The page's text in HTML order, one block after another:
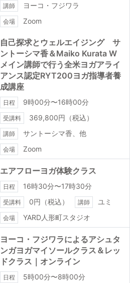
講師 ヨーコ・フジワラ
会場 Zoom
自己探求とウェルエイジング サ
ントーシマ香＆Maiko Kurata W
メイン講師で行う全米ヨガアライ
アンス認定RYT200ヨガ指導者養
成講座
日程 9時00分〜16時00分
受講料 369,800円（税込）
講師 サントーシマ香、他
会場 Zoom
エアフローヨガ体験クラス
日程 16時30分〜17時30分
受講料 0円（税込） 講師 ユミ
会場 YARD人形町スタジオ
ヨーコ・フジワラによるアシュタ
ンガヨガマイソールクラス＆レッ
ドクラス｜オンライン
日程 5時00分〜8時00分